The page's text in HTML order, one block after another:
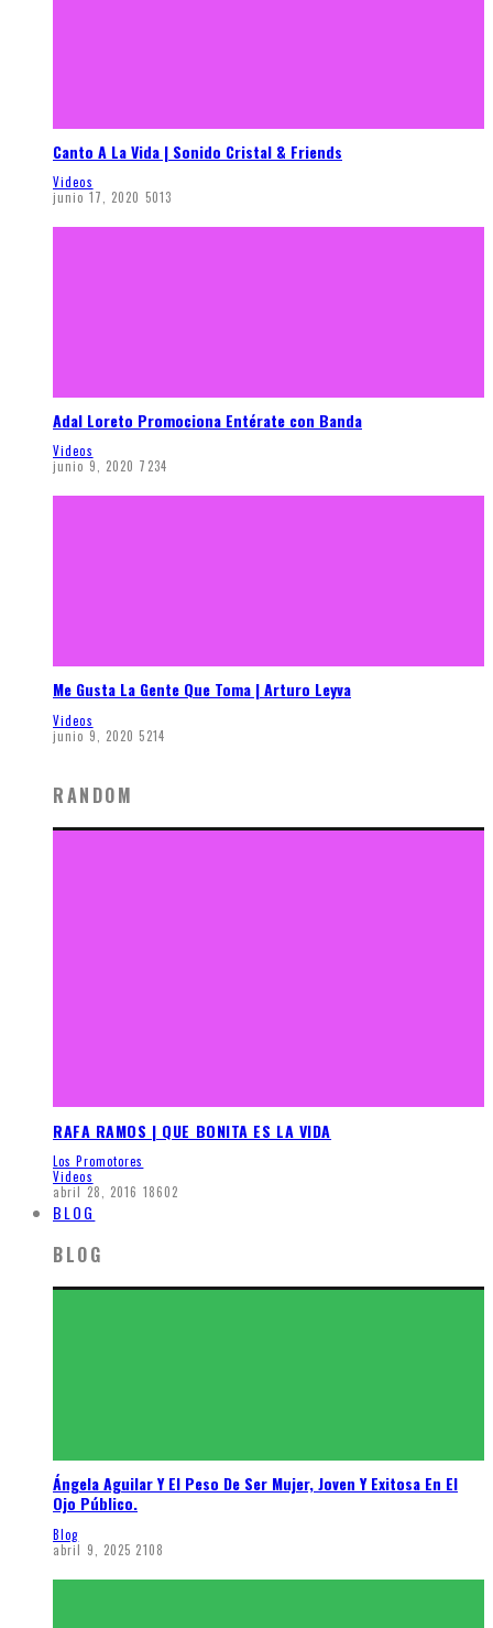
Canto A La Vida | Sonido Cristal & Friends
Videos
junio 17, 2020 5013
Adal Loreto Promociona Entérate con Banda
Videos
junio 9, 2020 7234
Me Gusta La Gente Que Toma | Arturo Leyva
Videos
junio 9, 2020 5214
RANDOM
RAFA RAMOS | QUE BONITA ES LA VIDA
Los Promotores
Videos
abril 28, 2016 18602
BLOG
BLOG
Ángela Aguilar Y El Peso De Ser Mujer, Joven Y Exitosa En El
Ojo Público.
Blog
abril 9, 2025 2108